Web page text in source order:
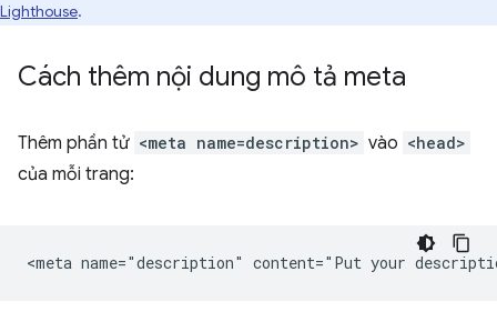
Lighthouse.
Cách thêm nội dung mô tả meta
Thêm phần tử <meta name=description> vào <head>
của mỗi trang: